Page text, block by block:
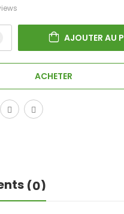
AJOUTER AU
ACHETER
(0)